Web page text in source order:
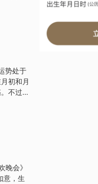
事。
顺，并
个月每
势处于
初和月
不过，
对双鱼
期间会
会感受
，过度
会》
意，生